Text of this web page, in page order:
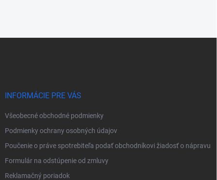
INFORMÁCIE PRE VÁS
Všeobecné obchodné podmienky
Podmienky ochrany osobných údajov
Poučenie o práve spotrebiteľa podať obchodníkovi žiadosť o nápravu
Formulár na odstúpenie od zmluvy
Reklamačný poriadok